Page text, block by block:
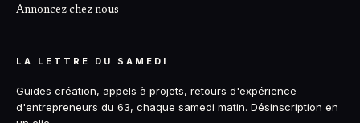
Annoncez chez nous
LA LETTRE DU SAMEDI
Guides création, appels à projets, retours d'expérience
d'entrepreneurs du 63, chaque samedi matin. Désinscription en